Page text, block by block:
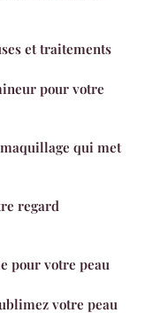
et traitements
pour votre
qui met
regard
pour votre peau
votre peau